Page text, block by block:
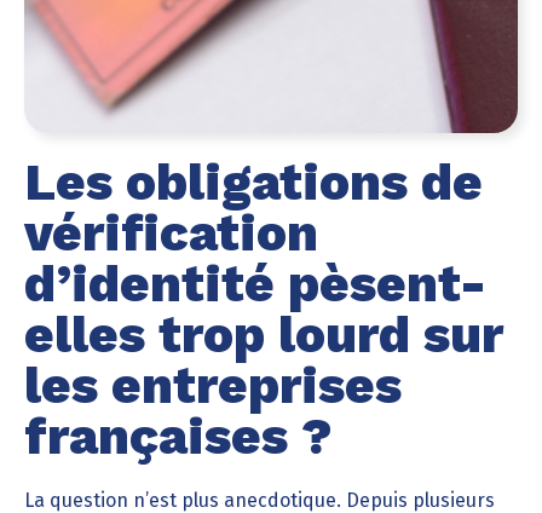
Les obligations de
vérification
d’identité pèsent-
elles trop lourd sur
les entreprises
françaises ?
La question n’est plus anecdotique. Depuis plusieurs